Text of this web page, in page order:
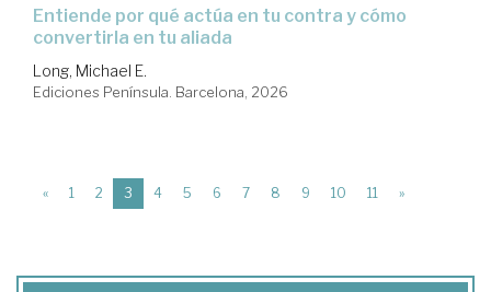
Entiende por qué actúa en tu contra y cómo
convertirla en tu aliada
Long, Michael E.
Ediciones Península. Barcelona, 2026
« 1 2 3 (current)
4 5 6 7 8 9 10 11 »